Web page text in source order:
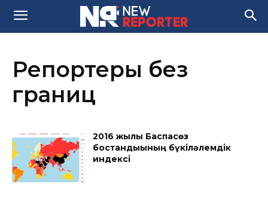
Репортеры без
границ
2016 жылғы Баспасөз
бостандығының бүкіләлемдік
индексі